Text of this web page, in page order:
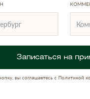
Записаться на
вы соглашаетесь с Политикой